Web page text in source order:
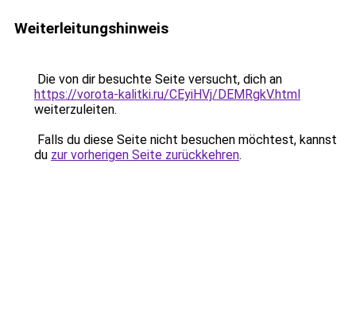
Weiterleitungshinweis
Die von dir besuchte Seite versucht, dich an
https://vorota-kalitki.ru/CEyiHVj/DEMRgkV.html
weiterzuleiten.
Falls du diese Seite nicht besuchen möchtest, kannst
du zur vorherigen Seite zurückkehren.